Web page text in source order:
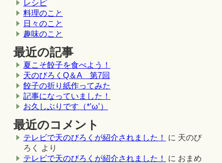
レシピ
料理のこと
日々のこと
趣味のこと
最近の記事
夏こそ餃子を食べよう！
天のびろくQ＆A 第7回
餃子の折り紙作ってみた
記事になっていました！
お久しぶりです（*’ω’）
最近のコメント
テレビで天のびろくが紹介されました！ に 天のび
ろく
より
テレビで天のびろくが紹介されました！
に おまめ